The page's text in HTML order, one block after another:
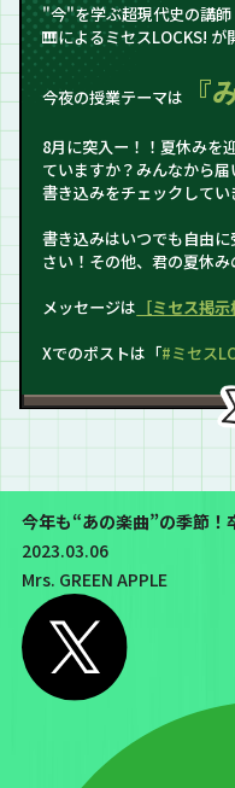
"今"を学ぶ超現代史の講師
🎹によるミセスLOCKS! が
今夜の授業テーマは 『
8月に突入ー！！夏休みを
ていますか？みんなから
書き込みをチェックしてい
書き込みはいつでも自由
さい！その他、君の夏休
メッセージは ［ミセス掲
Xでのポストは「#ミセス
今年も“あの楽曲”の季節！
2023.03.06
Mrs. GREEN APPLE